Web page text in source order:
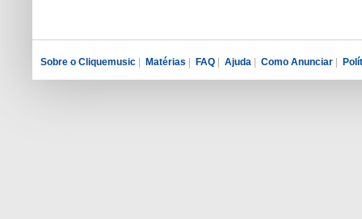
Sobre o Cliquemusic | Matérias | FAQ | Ajuda | Como Anunciar |